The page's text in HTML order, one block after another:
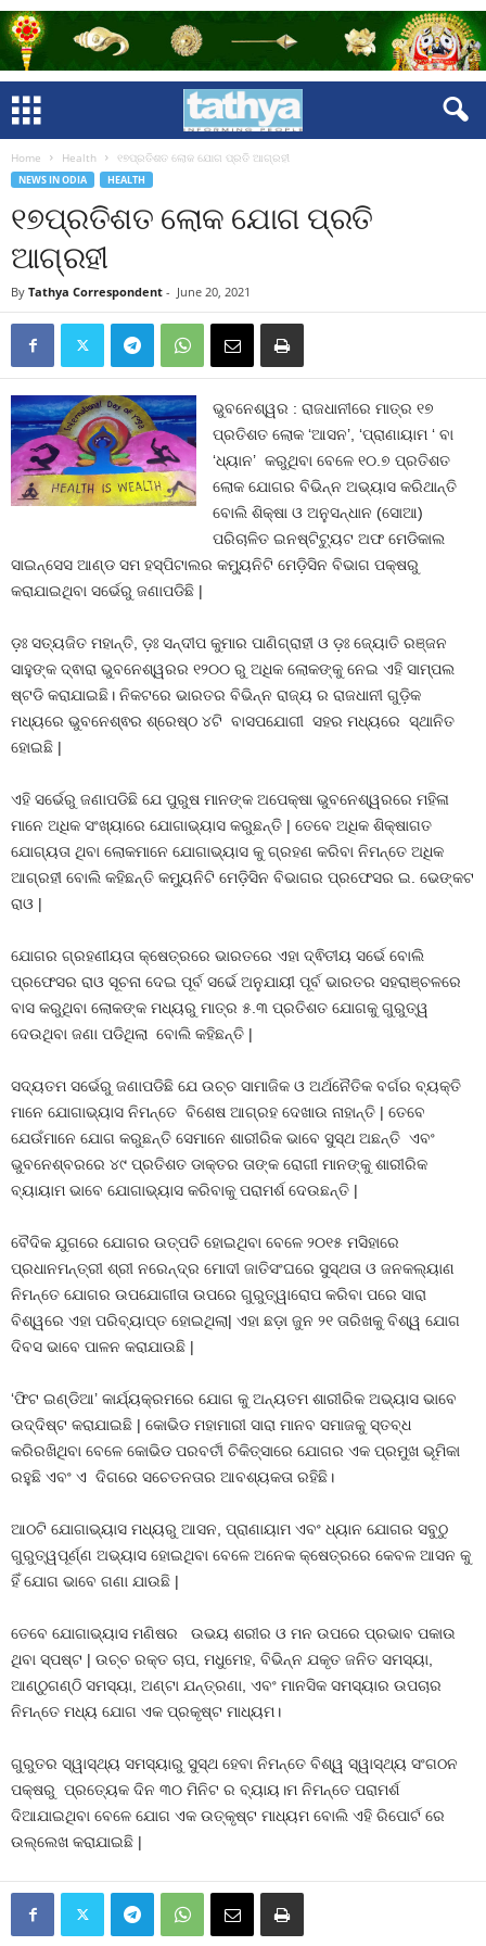
Home Health ୧୭ପ୍ରତିଶତ ଲୋକ ଯୋଗ ପ୍ରତି ଆଗ୍ରହୀ
NEWS IN ODIA HEALTH
୧୭ପ୍ରତିଶତ ଲୋକ ଯୋଗ ପ୍ରତି
ଆଗ୍ରହୀ
By Tathya Correspondent - June 20, 2021
ଭୁବନେଶ୍ୱର : ରାଜଧାନୀରେ ମାତ୍ର ୧୭
ପ୍ରତିଶତ ଲୋକ ‘ଆସନ’, ‘ପ୍ରାଣାୟାମ ‘ ବା
‘ଧ୍ୟାନ’ କରୁଥିବା ବେଳେ ୧୦.୭ ପ୍ରତିଶତ
ଲୋକ ଯୋଗର ବିଭିନ୍ନ ଅଭ୍ୟାସ କରିଥାନ୍ତି
ବୋଲି ଶିକ୍ଷା ଓ ଅନୁସନ୍ଧାନ (ସୋଆ)
ପରିଚାଳିତ ଇନଷ୍ଟିଟ୍ୟୁଟ ଅଫ ମେଡିକାଲ
ସାଇନ୍ସେସ ଆଣ୍ଡ ସମ ହସ୍ପିଟାଲର କମ୍ୟୁନିଟି ମେଡ଼ିସିନ ବିଭାଗ ପକ୍ଷରୁ
କରାଯାଇଥିବା ସର୍ଭେରୁ ଜଣାପଡିଛି |
ଡ଼ଃ ସତ୍ୟଜିତ ମହାନ୍ତି, ଡ଼ଃ ସନ୍ଦୀପ କୁମାର ପାଣିଗ୍ରାହୀ ଓ ଡ଼ଃ ଜ୍ୟୋତି ରଞ୍ଜନ
ସାହୁଙ୍କ ଦ୍ଵାରା ଭୁବନେଶ୍ୱରର ୧୨୦୦ ରୁ ଅଧିକ ଲୋକଙ୍କୁ ନେଇ ଏହି ସାମ୍ପଲ
ଷ୍ଟଡି କରାଯାଇଛି। ନିକଟରେ ଭାରତର ବିଭିନ୍ନ ରାଜ୍ୟ ର ରାଜଧାନୀ ଗୁଡ଼ିକ
ମଧ୍ୟରେ ଭୁବନେଶ୍ଵର ଶ୍ରେଷ୍ଠ ୪ଟି ବାସପଯୋଗୀ ସହର ମଧ୍ୟରେ ସ୍ଥାନିତ
ହୋଇଛି |
ଏହି ସର୍ଭେରୁ ଜଣାପଡିଛି ଯେ ପୁରୁଷ ମାନଙ୍କ ଅପେକ୍ଷା ଭୁବନେଶ୍ୱରରେ ମହିଳା
ମାନେ ଅଧିକ ସଂଖ୍ୟାରେ ଯୋଗାଭ୍ୟାସ କରୁଛନ୍ତି | ତେବେ ଅଧିକ ଶିକ୍ଷାଗତ
ଯୋଗ୍ୟତା ଥିବା ଲୋକମାନେ ଯୋଗାଭ୍ୟାସ କୁ ଗ୍ରହଣ କରିବା ନିମନ୍ତେ ଅଧିକ
ଆଗ୍ରହୀ ବୋଲି କହିଛନ୍ତି କମ୍ୟୁନିଟି ମେଡ଼ିସିନ ବିଭାଗର ପ୍ରଫେସର ଇ. ଭେଙ୍କଟ
ରାଓ |
ଯୋଗର ଗ୍ରହଣୀୟତା କ୍ଷେତ୍ରରେ ଭାରତରେ ଏହା ଦ୍ଵିତୀୟ ସର୍ଭେ ବୋଲି
ପ୍ରଫେସର ରାଓ ସୂଚନା ଦେଇ ପୂର୍ବ ସର୍ଭେ ଅନୁଯାୟୀ ପୂର୍ବ ଭାରତର ସହରାଞ୍ଚଳରେ
ବାସ କରୁଥିବା ଲୋକଙ୍କ ମଧ୍ୟରୁ ମାତ୍ର ୫.୩ ପ୍ରତିଶତ ଯୋଗକୁ ଗୁରୁତ୍ୱ
ଦେଉଥିବା ଜଣା ପଡିଥିଲା ବୋଲି କହିଛନ୍ତି |
ସଦ୍ୟତମ ସର୍ଭେରୁ ଜଣାପଡିଛି ଯେ ଉଚ୍ଚ ସାମାଜିକ ଓ ଅର୍ଥନୈତିକ ବର୍ଗର ବ୍ୟକ୍ତି
ମାନେ ଯୋଗାଭ୍ୟାସ ନିମନ୍ତେ ବିଶେଷ ଆଗ୍ରହ ଦେଖାଉ ନାହାନ୍ତି | ତେବେ
ଯେଉଁମାନେ ଯୋଗ କରୁଛନ୍ତି ସେମାନେ ଶାରୀରିକ ଭାବେ ସୁସ୍ଥ ଅଛନ୍ତି ଏବଂ
ଭୁବନେଶ୍ବରରେ ୪୯ ପ୍ରତିଶତ ଡାକ୍ତର ତାଙ୍କ ରୋଗୀ ମାନଙ୍କୁ ଶାରୀରିକ
ବ୍ୟାୟାମ ଭାବେ ଯୋଗାଭ୍ୟାସ କରିବାକୁ ପରାମର୍ଶ ଦେଉଛନ୍ତି |
ବୈଦିକ ଯୁଗରେ ଯୋଗର ଉତ୍ପତି ହୋଇଥିବା ବେଳେ ୨୦୧୫ ମସିହାରେ
ପ୍ରଧାନମନ୍ତ୍ରୀ ଶ୍ରୀ ନରେନ୍ଦ୍ର ମୋଦୀ ଜାତିସଂଘରେ ସୁସ୍ଥତା ଓ ଜନକଲ୍ୟାଣ
ନିମନ୍ତେ ଯୋଗର ଉପଯୋଗୀତା ଉପରେ ଗୁରୁତ୍ୱାରୋପ କରିବା ପରେ ସାରା
ବିଶ୍ୱରେ ଏହା ପରିବ୍ୟାପ୍ତ ହୋଇଥିଲା| ଏହା ଛଡ଼ା ଜୁନ ୨୧ ତାରିଖକୁ ବିଶ୍ୱ ଯୋଗ
ଦିବସ ଭାବେ ପାଳନ କରାଯାଉଛି |
‘ଫିଟ ଇଣ୍ଡିଆ’ କାର୍ଯ୍ୟକ୍ରମରେ ଯୋଗ କୁ ଅନ୍ୟତମ ଶାରୀରିକ ଅଭ୍ୟାସ ଭାବେ
ଉଦ୍ଦିଷ୍ଟ କରାଯାଇଛି | କୋଭିଡ ମହାମାରୀ ସାରା ମାନବ ସମାଜକୁ ସ୍ତବ୍ଧ
କରିରଖିଥିବା ବେଳେ କୋଭିଡ ପରବର୍ତୀ ଚିକିତ୍ସାରେ ଯୋଗର ଏକ ପ୍ରମୁଖ ଭୂମିକା
ରହୁଛି ଏବଂ ଏ ଦିଗରେ ସଚେତନତାର ଆବଶ୍ୟକତା ରହିଛି।
ଆଠଟି ଯୋଗାଭ୍ୟାସ ମଧ୍ୟରୁ ଆସନ, ପ୍ରାଣାୟାମ ଏବଂ ଧ୍ୟାନ ଯୋଗର ସବୁଠୁ
ଗୁରୁତ୍ୱପୂର୍ଣ୍ଣ ଅଭ୍ୟାସ ହୋଇଥିବା ବେଳେ ଅନେକ କ୍ଷେତ୍ରରେ କେବଳ ଆସନ କୁ
ହିଁ ଯୋଗ ଭାବେ ଗଣା ଯାଉଛି |
ତେବେ ଯୋଗାଭ୍ୟାସ ମଣିଷର ଉଭୟ ଶରୀର ଓ ମନ ଉପରେ ପ୍ରଭାବ ପକାଉ
ଥିବା ସ୍ପଷ୍ଟ | ଉଚ୍ଚ ରକ୍ତ ଚାପ, ମଧୁମେହ, ବିଭିନ୍ନ ଯକୃତ ଜନିତ ସମସ୍ୟା,
ଆଣ୍ଠୁଗଣ୍ଠି ସମସ୍ୟା, ଅଣ୍ଟା ଯନ୍ତ୍ରଣା, ଏବଂ ମାନସିକ ସମସ୍ୟାର ଉପଚାର
ନିମନ୍ତେ ମଧ୍ୟ ଯୋଗ ଏକ ପ୍ରକୃଷ୍ଟ ମାଧ୍ୟମ।
ଗୁରୁତର ସ୍ୱାସ୍ଥ୍ୟ ସମସ୍ୟାରୁ ସୁସ୍ଥ ହେବା ନିମନ୍ତେ ବିଶ୍ୱ ସ୍ୱାସ୍ଥ୍ୟ ସଂଗଠନ
ପକ୍ଷରୁ ପ୍ରତ୍ୟେକ ଦିନ ୩୦ ମିନିଟ ର ବ୍ୟାୟ।ମ ନିମନ୍ତେ ପରାମର୍ଶ
ଦିଆଯାଇଥିବା ବେଳେ ଯୋଗ ଏକ ଉତ୍କୃଷ୍ଟ ମାଧ୍ୟମ ବୋଲି ଏହି ରିପୋର୍ଟ ରେ
ଉଲ୍ଲେଖ କରାଯାଇଛି |